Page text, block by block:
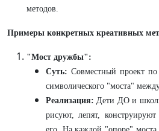
методов.
Примеры конкретных креативных
"Мост дружбы":
Суть: Совместный проект
символического "моста"
Реализация: Дети ДО и
рисуют, лепят,